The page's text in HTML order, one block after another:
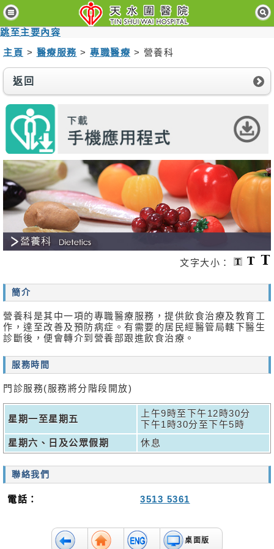
跳至主要內容
主
頁
病
人
與
客
醫
療
服
務
醫
護
專
業
人
消
息
活
動
關
於
我
們
聯
絡
我
免
責
主頁 > 醫療服務 > 專職醫療 > 營養科
返回
文字大小：
簡介
營養科是其中一項的專職醫療服務，提供飲食治療及教育工
作，達至改善及預防病症。有需要的居民經醫管局轄下醫生
診斷後，便會轉介到營養部跟進飲食治療。
服務時間
門診服務(服務將分階段開放)
星期一至星期五
上午9時至下午12時30分
下午1時30分至下午5時
星期六、日及公眾假期
休息
聯絡我們
電話： 3513 5361
桌面版